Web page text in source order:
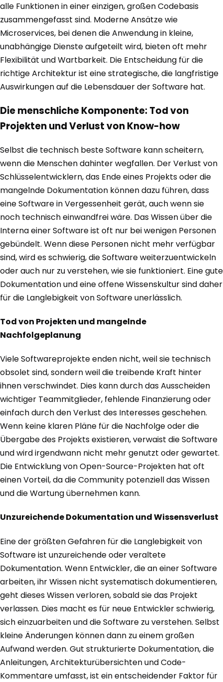
alle Funktionen in einer einzigen, großen Codebasis
zusammengefasst sind. Moderne Ansätze wie
Microservices, bei denen die Anwendung in kleine,
unabhängige Dienste aufgeteilt wird, bieten oft mehr
Flexibilität und Wartbarkeit. Die Entscheidung für die
richtige Architektur ist eine strategische, die langfristige
Auswirkungen auf die Lebensdauer der Software hat.
Die menschliche Komponente: Tod von
Projekten und Verlust von Know-how
Selbst die technisch beste Software kann scheitern,
wenn die Menschen dahinter wegfallen. Der Verlust von
Schlüsselentwicklern, das Ende eines Projekts oder die
mangelnde Dokumentation können dazu führen, dass
eine Software in Vergessenheit gerät, auch wenn sie
noch technisch einwandfrei wäre. Das Wissen über die
Interna einer Software ist oft nur bei wenigen Personen
gebündelt. Wenn diese Personen nicht mehr verfügbar
sind, wird es schwierig, die Software weiterzuentwickeln
oder auch nur zu verstehen, wie sie funktioniert. Eine gute
Dokumentation und eine offene Wissenskultur sind daher
für die Langlebigkeit von Software unerlässlich.
Tod von Projekten und mangelnde
Nachfolgeplanung
Viele Softwareprojekte enden nicht, weil sie technisch
obsolet sind, sondern weil die treibende Kraft hinter
ihnen verschwindet. Dies kann durch das Ausscheiden
wichtiger Teammitglieder, fehlende Finanzierung oder
einfach durch den Verlust des Interesses geschehen.
Wenn keine klaren Pläne für die Nachfolge oder die
Übergabe des Projekts existieren, verwaist die Software
und wird irgendwann nicht mehr genutzt oder gewartet.
Die Entwicklung von Open-Source-Projekten hat oft
einen Vorteil, da die Community potenziell das Wissen
und die Wartung übernehmen kann.
Unzureichende Dokumentation und Wissensverlust
Eine der größten Gefahren für die Langlebigkeit von
Software ist unzureichende oder veraltete
Dokumentation. Wenn Entwickler, die an einer Software
arbeiten, ihr Wissen nicht systematisch dokumentieren,
geht dieses Wissen verloren, sobald sie das Projekt
verlassen. Dies macht es für neue Entwickler schwierig,
sich einzuarbeiten und die Software zu verstehen. Selbst
kleine Änderungen können dann zu einem großen
Aufwand werden. Gut strukturierte Dokumentation, die
Anleitungen, Architekturübersichten und Code-
Kommentare umfasst, ist ein entscheidender Faktor für